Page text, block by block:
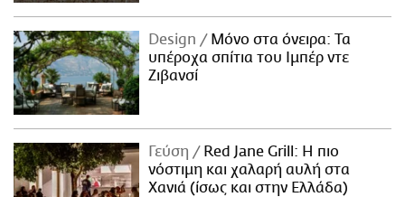
Design
Μόνο στα όνειρα: Τα
υπέροχα σπίτια του Ιμπέρ ντε
Ζιβανσί
Γεύση
Red Jane Grill: Η πιο
νόστιμη και χαλαρή αυλή στα
Χανιά (ίσως και στην Ελλάδα)